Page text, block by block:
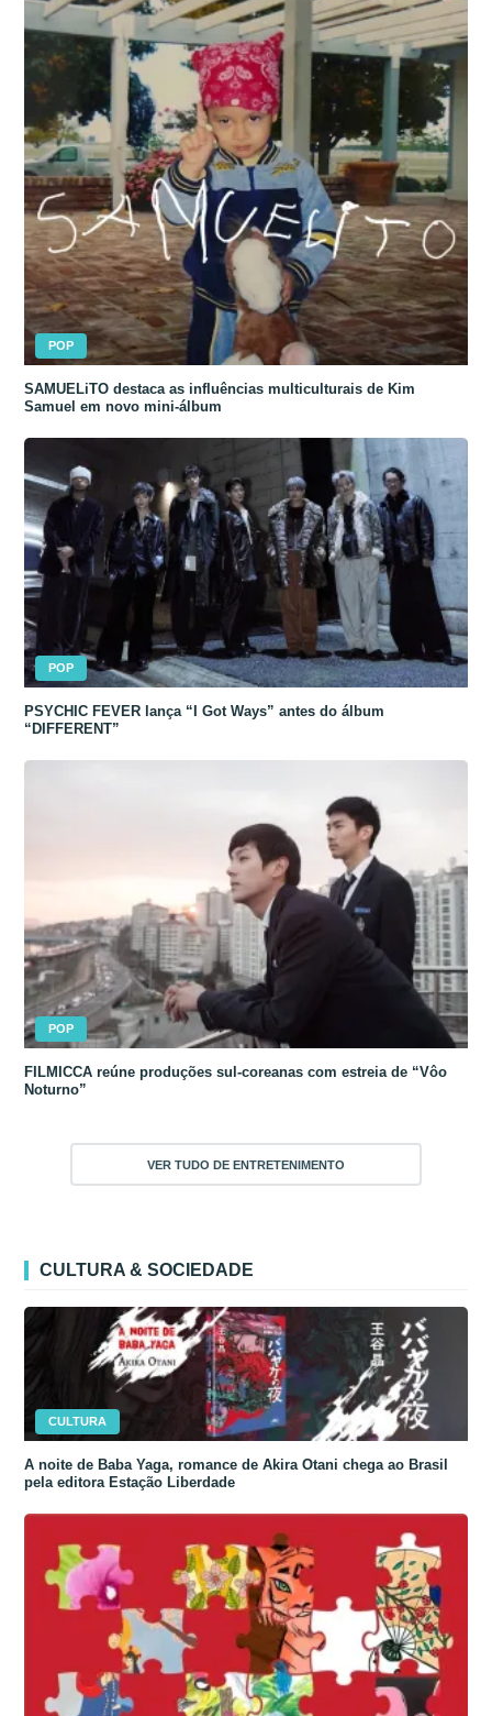
POP
SAMUELiTO destaca as influências multiculturais de Kim
Samuel em novo mini-álbum
POP
PSYCHIC FEVER lança “I Got Ways” antes do álbum
“DIFFERENT”
POP
FILMICCA reúne produções sul-coreanas com estreia de “Vôo
Noturno”
VER TUDO DE ENTRETENIMENTO
CULTURA & SOCIEDADE
CULTURA
A noite de Baba Yaga, romance de Akira Otani chega ao Brasil
pela editora Estação Liberdade